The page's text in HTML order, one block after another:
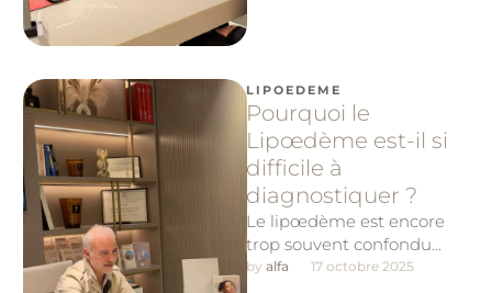
LIPOEDEME
Pourquoi le
Lipœdème est-il si
difficile à
diagnostiquer ?
Le lipœdème est encore
trop souvent confondu
avec l’obésité ou le
by alfa 17 octobre 2025